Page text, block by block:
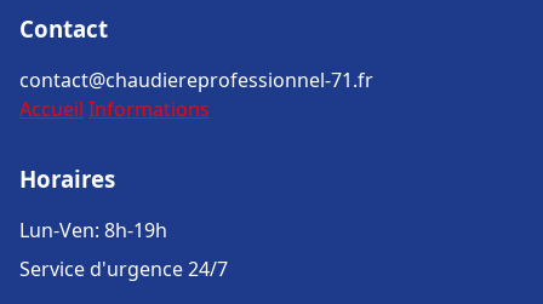
Contact
contact@chaudiereprofessionnel-71.fr
Accueil Informations
Horaires
Lun-Ven: 8h-19h
Service d'urgence 24/7